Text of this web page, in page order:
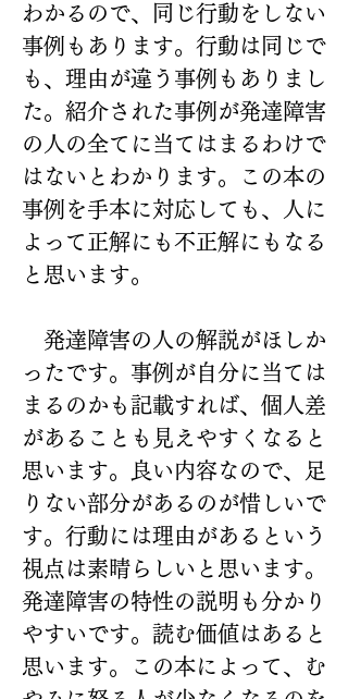
わかるので、同じ行動をしない
事例もあります。行動は同じで
も、理由が違う事例もありまし
た。紹介された事例が発達障害
の人の全てに当てはまるわけで
はないとわかります。この本の
事例を手本に対応しても、人に
よって正解にも不正解にもなる
と思います。
発達障害の人の解説がほしか
ったです。事例が自分に当ては
まるのかも記載すれば、個人差
があることも見えやすくなると
思います。良い内容なので、足
りない部分があるのが惜しいで
す。行動には理由があるという
視点は素晴らしいと思います。
発達障害の特性の説明も分かり
やすいです。読む価値はあると
思います。この本によって、む